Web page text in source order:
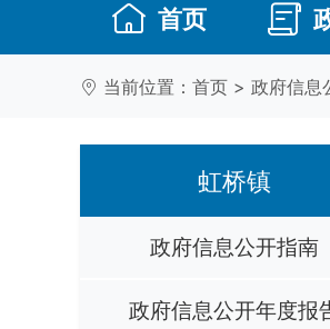
首页
当前位置： 首页 > 政府信息
虹桥镇
政府信息公开指南
政府信息公开年度报